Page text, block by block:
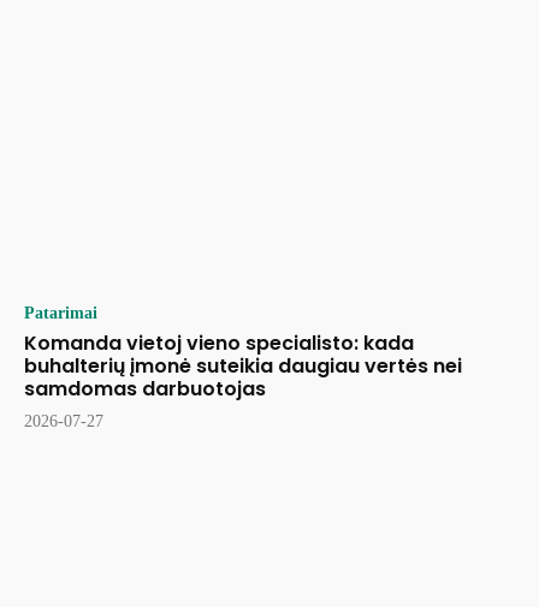
Patarimai
Komanda vietoj vieno specialisto: kada
buhalterių įmonė suteikia daugiau vertės nei
samdomas darbuotojas
2026-07-27